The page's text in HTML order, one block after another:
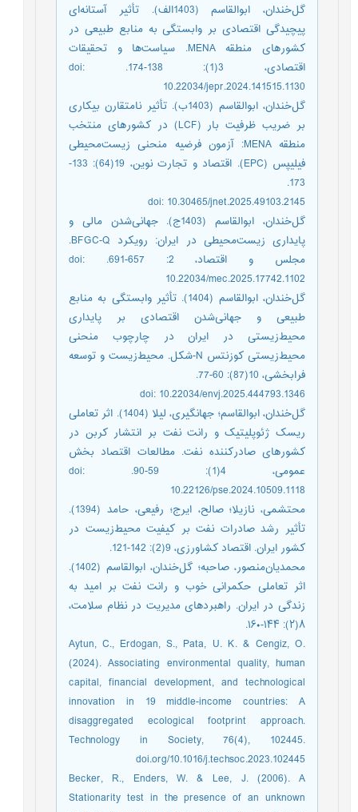
گل‌خندان، ابوالقاسم (1403الف). تأثیر آستانه‌ای
پیچیدگی اقتصادی بر وابستگی به منابع طبیعی در
کشورهای منطقه MENA. سیاست‌ها و تحقیقات
اقتصادی، 3(1): 138-174. doi:
10.22034/jepr.2024.141515.1130
گل‌خندان، ابوالقاسم (1403ب). تأثیر نامتقارن بیکاری
بر ضریب ظرفیت بار (LCF) در کشورهای منتخب
منطقه MENA: آزمون فرضیه منحنی زیست‌محیطی
فیلیپس (EPC). اقتصاد و تجارت نوین، 19(64): 133-
173.
doi: 10.30465/jnet.2025.49103.2145
گل‌خندان، ابوالقاسم (1403ج). جهانی‌شدن مالی و
پایداری زیست‌محیطی در ایران: رویکرد BFGC-Q.
مجلس و اقتصاد، 2: 657-691. doi:
10.22034/mec.2025.17742.1102
گل‌خندان، ابوالقاسم (1404). تأثیر وابستگی به منابع
طبیعی و جهانی‌شدن اقتصادی بر پایداری
محیط‌زیستی در ایران در چارچوب منحنی
محیط‌زیستی کوزنتس N-شکل. محیط‌زیست و توسعه
فرابخشی، 10(87): 60-77.
doi: 10.22034/envj.2025.444793.1346
گل‌خندان، ابوالقاسم؛ جهانگیری، لیلا (1404). اثر تعاملی
ریسک ژئوپلیتیک و رانت نفت بر انتشار کربن در
کشورهای صادرکننده نفت. مطالعات اقتصاد بخش
عمومی، 4(1): 59-90. doi:
10.22126/pse.2024.10509.1118
محتشمی، نازیلا؛ صالح، ایرج؛ رفیعی، حامد (1394).
تأثیر رشد صادرات نفت بر کیفیت محیط‌زیست در
کشور ایران. اقتصاد کشاورزی، 9(2): 142-121.
محمدیان‌منصور، صاحبه؛ گل‌خندان، ابوالقاسم (1402).
اثر تعاملی حکمرانی خوب و رانت نفت بر امید به
زندگی در ایران. راهبردهای مدیریت در نظام سلامت،
۸(۲): ۱۴۴-۱۶۰.
Aytun, C., Erdogan, S., Pata, U. K. & Cengiz, O.
(2024). Associating environmental quality, human
capital, financial development, and technological
innovation in 19 middle-income countries: A
disaggregated ecological footprint approach.
Technology in Society, 76(4), 102445.
doi.org/10.1016/j.techsoc.2023.102445
Becker, R., Enders, W. & Lee, J. (2006). A
Stationarity test in the presence of an unknown